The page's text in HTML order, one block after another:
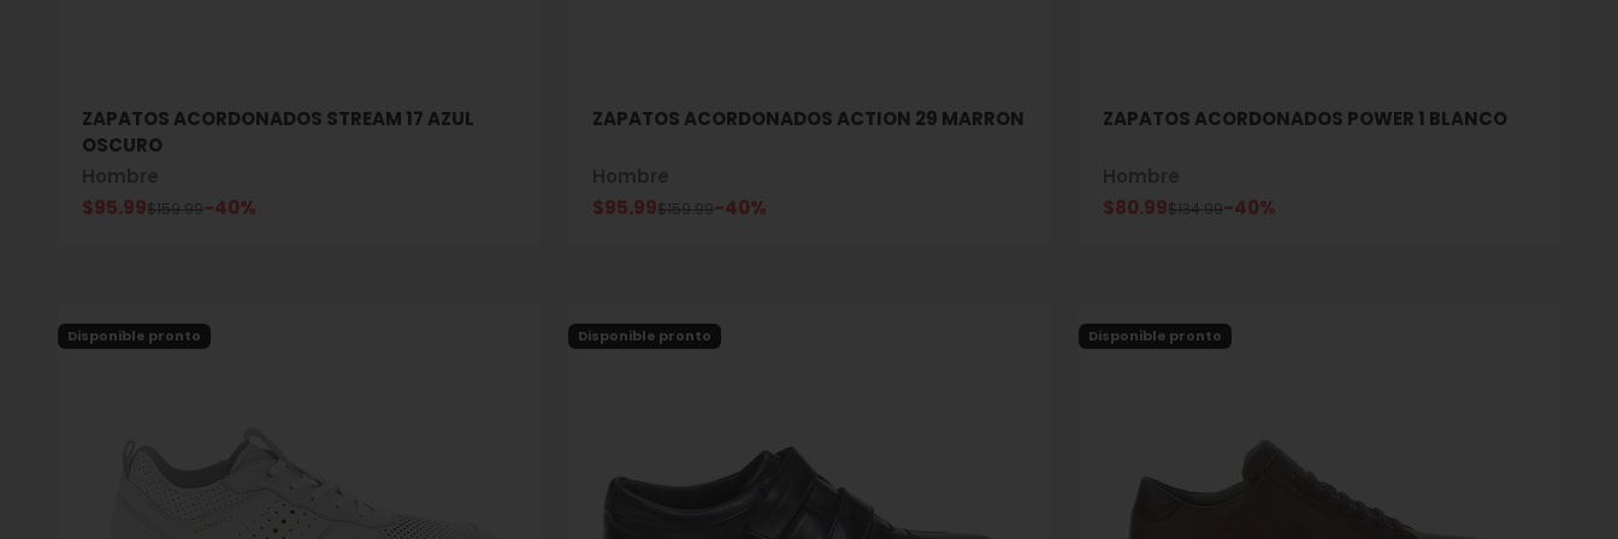
ZAPATOS ACORDONADOS STREAM 17 AZUL
OSCURO
Precio de oferta
$95.99Precio normal
$159.99-40%
ZAPATOS ACORDONADOS ACTION 29 MARRON
Precio de oferta
$95.99Precio normal
$159.99-40%
ZAPATOS ACORDONADOS POWER 1 BLANCO
Precio de oferta
$80.99Precio normal
$134.99-40%
Disponible pronto Disponible pronto Disponible pronto